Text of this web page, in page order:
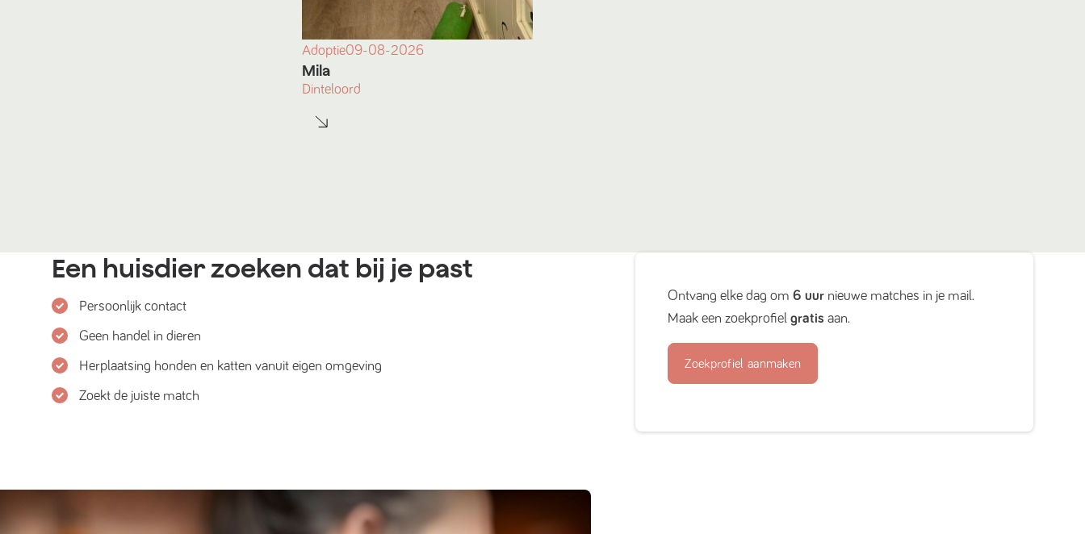
Adoptie09-08-2026
Mila
Dinteloord
Een huisdier zoeken dat bij je past
Persoonlijk contact
Geen handel in dieren
Herplaatsing honden en katten vanuit eigen omgeving
Zoekt de juiste match
Ontvang elke dag om6 uur nieuwe matches in je mail.
Maak een zoekprofielgratis aan.
Zoekprofiel aanmaken